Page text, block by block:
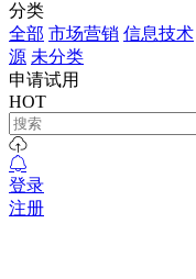
分类
全部 市场营销 信息技术
源 未分类
申请试用
HOT
登录
注册